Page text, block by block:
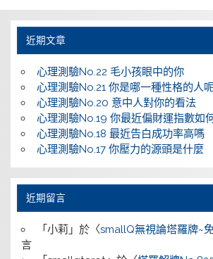
近期文章
心理測驗No.22 毛小孩眼中的你
心理測驗No.21 你是哪一種性格的人
心理測驗No.20 意中人對你的看法
心理測驗No.19 你最近偏財運指數如
心理測驗No.18 最近告白成功率高嗎
心理測驗No.17 你壓力的源頭是什麼
近期留言
「 小莉」於〈smallQ無視論塔羅牌~
言